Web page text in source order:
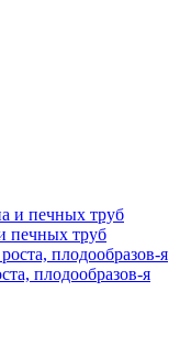
печных труб
плодообразов-я